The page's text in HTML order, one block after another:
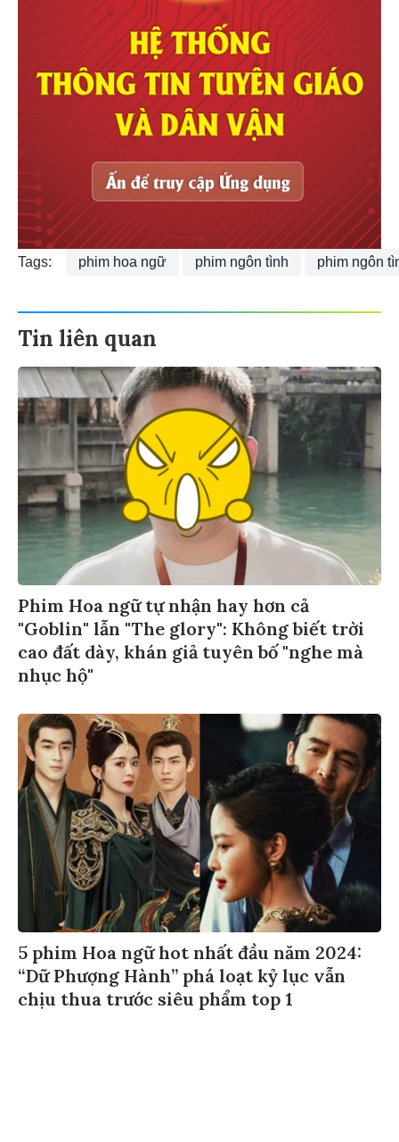
Tags: phim hoa ngữ phim ngôn tình phim ngôn
Tin liên quan
Phim Hoa ngữ tự nhận hay hơn cả
"Goblin" lẫn "The glory": Không biết trời
cao đất dày, khán giả tuyên bố "nghe mà
nhục hộ"
5 phim Hoa ngữ hot nhất đầu năm 2024:
“Dữ Phượng Hành” phá loạt kỷ lục vẫn
chịu thua trước siêu phẩm top 1